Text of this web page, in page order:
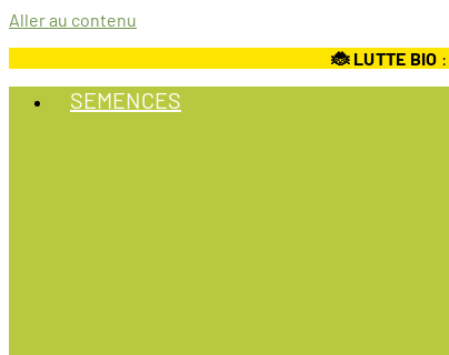
Aller au contenu
🐞 LUTTE BIO :
SEMENCES